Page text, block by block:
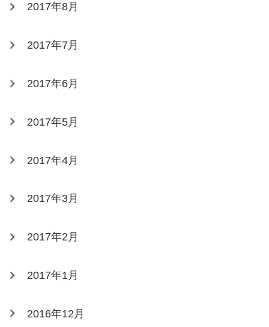
2017年8月
2017年7月
2017年6月
2017年5月
2017年4月
2017年3月
2017年2月
2017年1月
2016年12月